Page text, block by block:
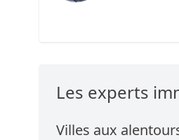
Les experts
Villes aux